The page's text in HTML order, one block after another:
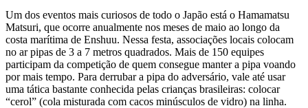
Um dos eventos mais curiosos de todo o Japão está o Hamamatsu
Matsuri, que ocorre anualmente nos meses de maio ao longo da
costa marítima de Enshuu. Nessa festa, associações locais colocam
no ar pipas de 3 a 7 metros quadrados. Mais de 150 equipes
participam da competição de quem consegue manter a pipa voando
por mais tempo. Para derrubar a pipa do adversário, vale até usar
uma tática bastante conhecida pelas crianças brasileiras: colocar
“cerol” (cola misturada com cacos minúsculos de vidro) na linha.